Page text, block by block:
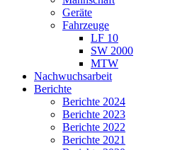
Geräte
Fahrzeuge
LF 10
SW 2000
MTW
Nachwuchsarbeit
Berichte
Berichte 2024
Berichte 2023
Berichte 2022
Berichte 2021